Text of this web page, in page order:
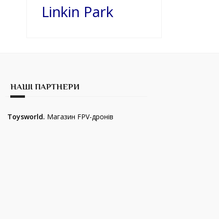
Linkin Park
НАШІ ПАРТНЕРИ
Toysworld. Магазин FPV-дронів